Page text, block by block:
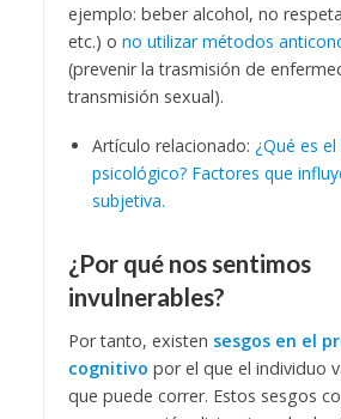
ejemplo: beber alcohol, no
etc.) o no utilizar métodos
(prevenir la trasmisión de
transmisión sexual).
Artículo relacionado: ¿Qué es
psicológico? Factores que
subjetiva.
¿Por qué nos sentimos
invulnerables?
Por tanto, existen sesgos en el
cognitivo por el que el individuo
que puede correr. Estos sesgos